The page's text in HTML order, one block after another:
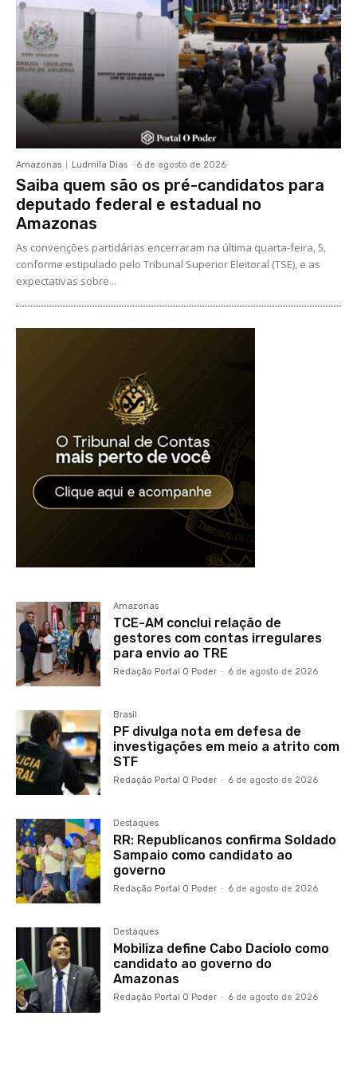
Amazonas Ludmila Dias - 6 de agosto de 2026
Saiba quem são os pré-candidatos para
deputado federal e estadual no
Amazonas
As convenções partidárias encerraram na última quarta-feira, 5,
conforme estipulado pelo Tribunal Superior Eleitoral (TSE), e as
expectativas sobre...
Amazonas
TCE-AM conclui relação de
gestores com contas irregulares
para envio ao TRE
Redação Portal O Poder - 6 de agosto de 2026
Brasil
PF divulga nota em defesa de
investigações em meio a atrito com
STF
Redação Portal O Poder - 6 de agosto de 2026
Destaques
RR: Republicanos confirma Soldado
Sampaio como candidato ao
governo
Redação Portal O Poder - 6 de agosto de 2026
Destaques
Mobiliza define Cabo Daciolo como
candidato ao governo do
Amazonas
Redação Portal O Poder - 6 de agosto de 2026